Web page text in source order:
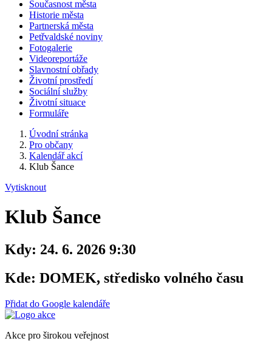
Současnost města
Historie města
Partnerská města
Petřvaldské noviny
Fotogalerie
Videoreportáže
Slavnostní obřady
Životní prostředí
Sociální služby
Životní situace
Formuláře
Úvodní stránka
Pro občany
Kalendář akcí
Klub Šance
Vytisknout
Klub Šance
Kdy: 24. 6. 2026 9:30
Kde: DOMEK, středisko volného času
Přidat do Google kalendáře
Akce pro širokou veřejnost